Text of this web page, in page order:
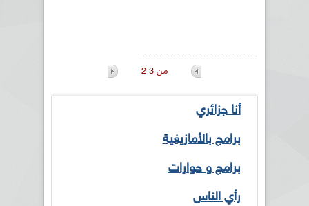
2 من 3
أنا جزائري
برامج بالأمازيغية
برامج و حوارات
رأي الناس